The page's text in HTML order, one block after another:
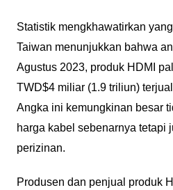
Statistik mengkhawatirkan
Taiwan menunjukkan bahwa
Agustus 2023, produk HDMI
TWD$4 miliar (1.9 triliun)
Angka ini kemungkinan besar
harga kabel sebenarnya tetapi
perizinan.
Produsen dan penjual produk